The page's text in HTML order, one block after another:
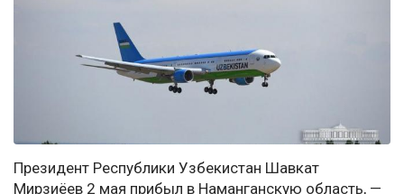
Президент Республики Узбекистан Шавкат
Мирзиёев 2 мая прибыл в Наманганскую область, —